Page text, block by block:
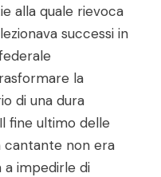
alla quale rievoca
successi in
la
di una dura
fine ultimo delle
cantante non era
a impedirle di